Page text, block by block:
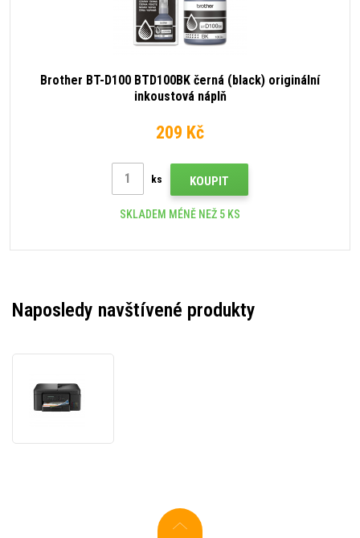
Brother BT-D100 BTD100BK černá (black) originální
inkoustová náplň
209 Kč
ks KOUPIT
SKLADEM MÉNĚ NEŽ 5 KS
Naposledy navštívené produkty
inkoustová